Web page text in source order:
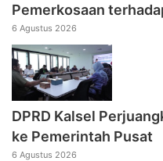
Pemerkosaan
6 Agustus 2026
DPRD Kalsel
ke Pemerintah Pusat
6 Agustus 2026